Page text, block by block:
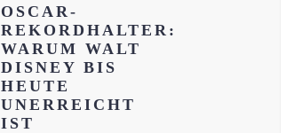
OSCAR-
REKORDHALTER:
WARUM WALT
DISNEY BIS
HEUTE
UNERREICHT
IST